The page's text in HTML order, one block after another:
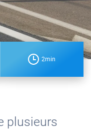
2min
plusieurs